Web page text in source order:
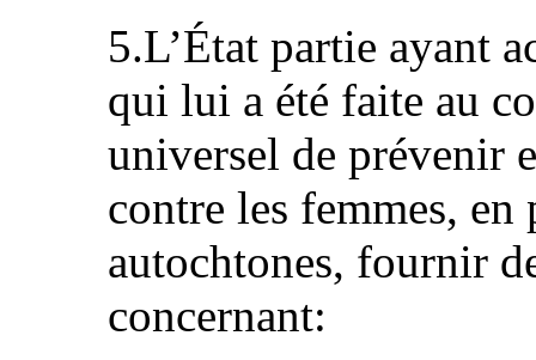
5.L’État partie ayant
qui lui a été faite au
universel de prévenir
contre les femmes,
autochtones, fournir
concernant: